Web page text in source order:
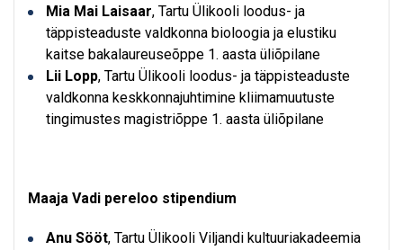
Mia Mai Laisaar, Tartu Ülikooli loodus- ja
täppisteaduste valdkonna bioloogia ja elustiku
kaitse bakalaureuseõppe 1. aasta üliõpilane
Lii Lopp, Tartu Ülikooli loodus- ja täppisteaduste
valdkonna keskkonnajuhtimine kliimamuutuste
tingimustes magistriõppe 1. aasta üliõpilane
Maaja Vadi pereloo stipendium
Anu Sööt, Tartu Ülikooli Viljandi kultuuriakadeemia